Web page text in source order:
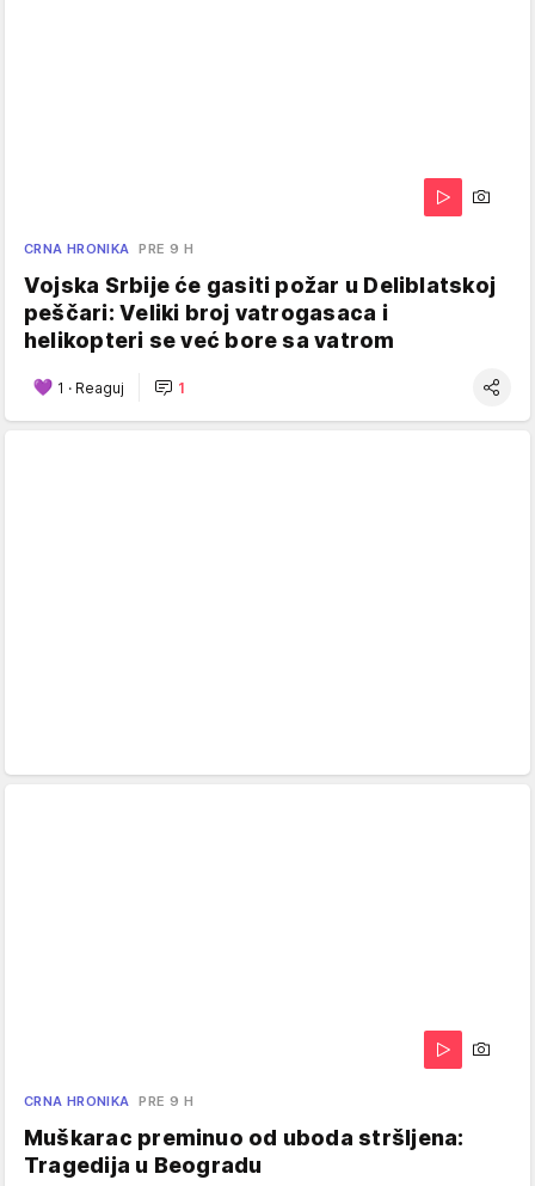
CRNA HRONIKA PRE 9 H
Vojska Srbije će gasiti požar u Deliblatskoj
peščari: Veliki broj vatrogasaca i
helikopteri se već bore sa vatrom
1 · Reaguj 1
CRNA HRONIKA PRE 9 H
Muškarac preminuo od uboda stršljena:
Tragedija u Beogradu